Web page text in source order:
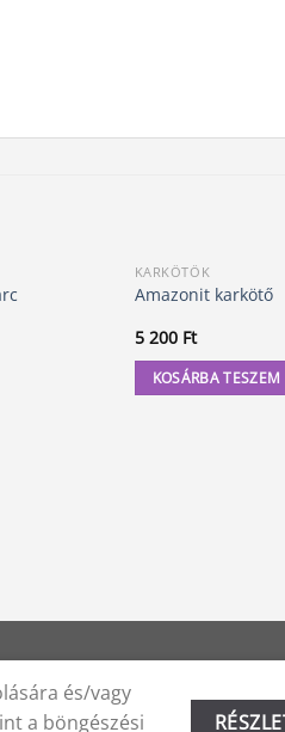
KARKÖTŐK
Amazonit karkötő
5 200 Ft
KOSÁRBA TESZEM
és/vagy
a böngészési